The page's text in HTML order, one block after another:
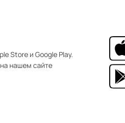
Store и Google Play.
нашем сайте